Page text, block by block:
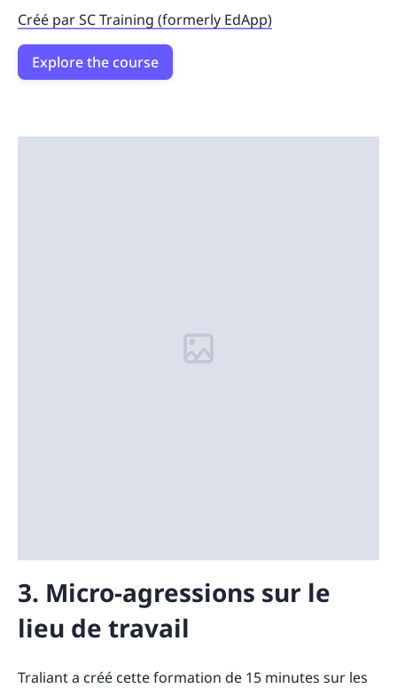
Créé par SC Training (formerly EdApp)
Explore the course
3. Micro-agressions sur le
lieu de travail
Traliant a créé cette formation de 15 minutes sur les